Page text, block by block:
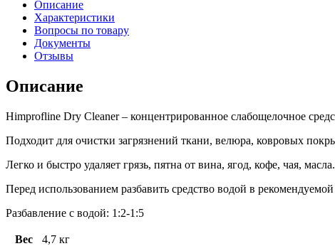
Описание
Характеристики
Вопросы по товару
Документы
Отзывы
Описание
Himprofline Dry Cleaner – концентрированное слабощелочное
Подходит для очистки загрязнений ткани, велюра, ковровых
Легко и быстро удаляет грязь, пятна от вина, ягод, кофе, чая,
Перед использованием разбавить средство водой в
Разбавление с водой: 1:2-1:5
Вес 4,7 кг